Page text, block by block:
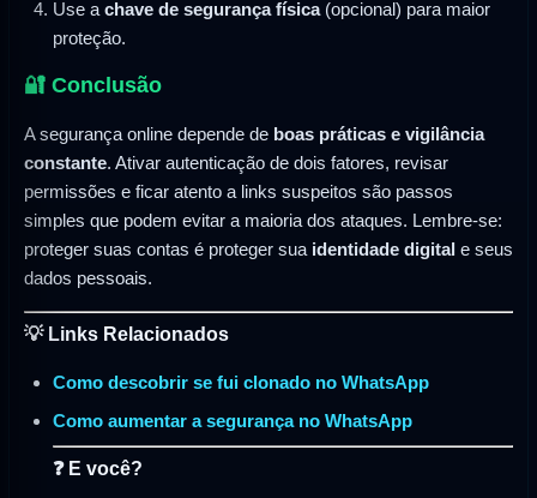
Use a chave de segurança física(opcional) para maior
proteção.
🔐 Conclusão
A segurança online depende de boas práticas e vigilância
constante. Ativar autenticação de dois fatores, revisar
permissões e ficar atento a links suspeitos são passos
simples que podem evitar a maioria dos ataques. Lembre-se:
proteger suas contas é proteger sua identidade digital e seus
dados pessoais.
💡 Links Relacionados
Como descobrir se fui clonado no WhatsApp
Como aumentar a segurança no WhatsApp
❓ E você?